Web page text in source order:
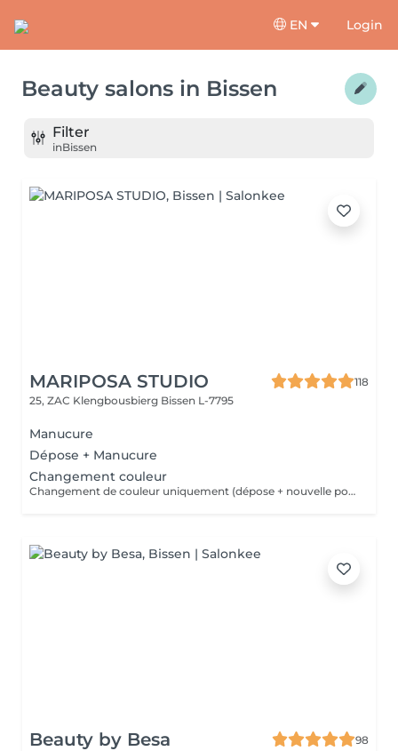
EN Login
Beauty salons in Bissen
Filter
inBissen
MARIPOSA STUDIO
118
25, ZAC Klengbousbierg Bissen L-7795
Manucure
Dépose + Manucure
Changement couleur
Changement de couleur uniquement (dépose + nouvelle pose de couleur) sans autre prestation de manucure.
Beauty by Besa
98